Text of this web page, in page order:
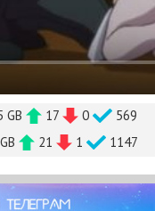
GB 17 0 569
21 1 1147